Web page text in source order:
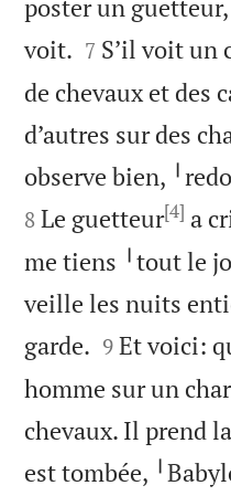
poster un
voit. 

7 S’il voit un
de chevaux et des
d’autres sur des
observe bien,
8 Le guetteur[4] a
me tiens ╵tout le
veille les nuits
garde. 

9 Et voici:
homme sur un
chevaux. Il prend
est tombée,